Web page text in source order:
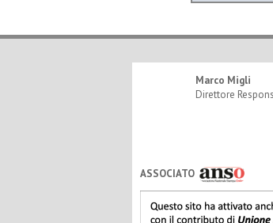
Marco Migli
Direttore
ASSOCIATO